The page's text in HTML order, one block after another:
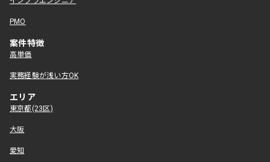
PMO
案件特徴
高単価
実務経験が浅い方OK
エリア
東京都(23区)
大阪
愛知